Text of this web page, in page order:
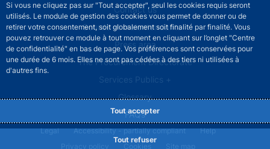
Si vous ne cliquez pas sur "Tout accepter", seul les cookies requis seront
utilisés. Le module de gestion des cookies vous permet de donner ou de
retirer votre consentement, soit globalement soit finalité par finalité. Vous
pouvez retrouver ce module à tout moment en cliquant sur l’onglet "Centre
de confidentialité" en bas de page. Vos préférences sont conservées pour
une durée de 6 mois. Elles ne sont pas cédées à des tiers ni utilisées à
d'autres fins.
Tout accepter
Tout refuser
Footer secondary menuContact us
Sourds et malentendants
Press area
The Procurement Directorate
Services Publics +
Glossary
FAQs
Footer legal notice menu
Legal Accessibility - partially compliant
Help
Privacy policy
Cookies Site map